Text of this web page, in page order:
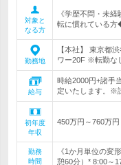
対象と
なる方
《学歴不問・未
転に慣れている
勤務地
【本社】 東京都
ワー20F ※転勤な
給与
時給2000円+諸手
定いたします。※
初年度
年収
450万円～760万円
勤務
時間
《1か月単位の変
憩60分）* 8:00～